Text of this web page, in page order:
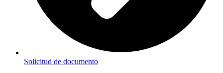
Solicitud de documento